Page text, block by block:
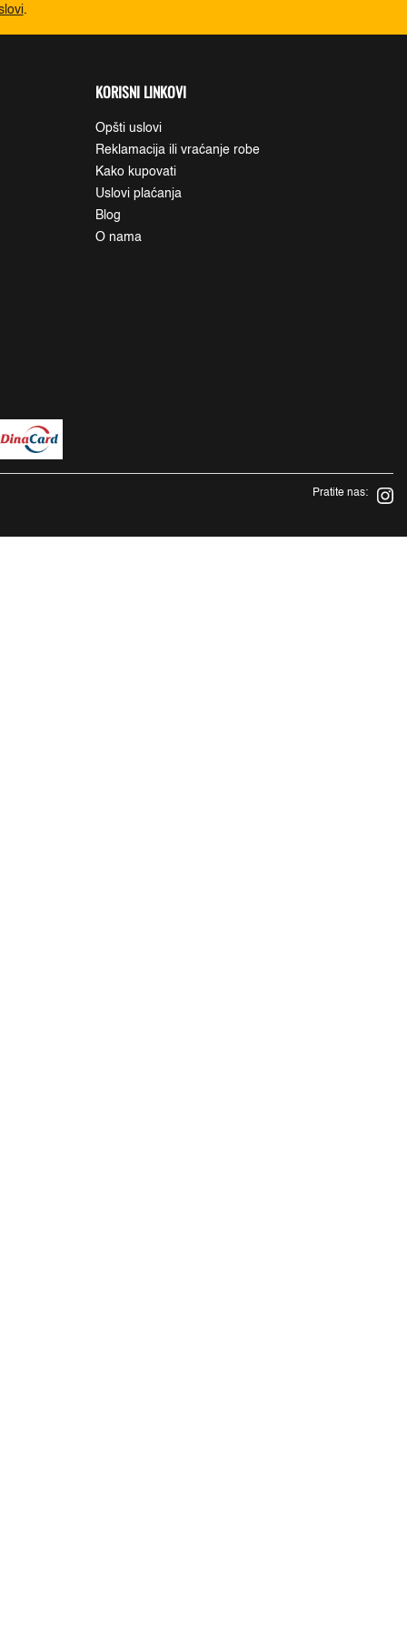
.
KORISNI LINKOVI
Opšti uslovi
Reklamacija ili vraćanje robe
Kako kupovati
Uslovi plaćanja
Blog
O nama
Pratite nas: